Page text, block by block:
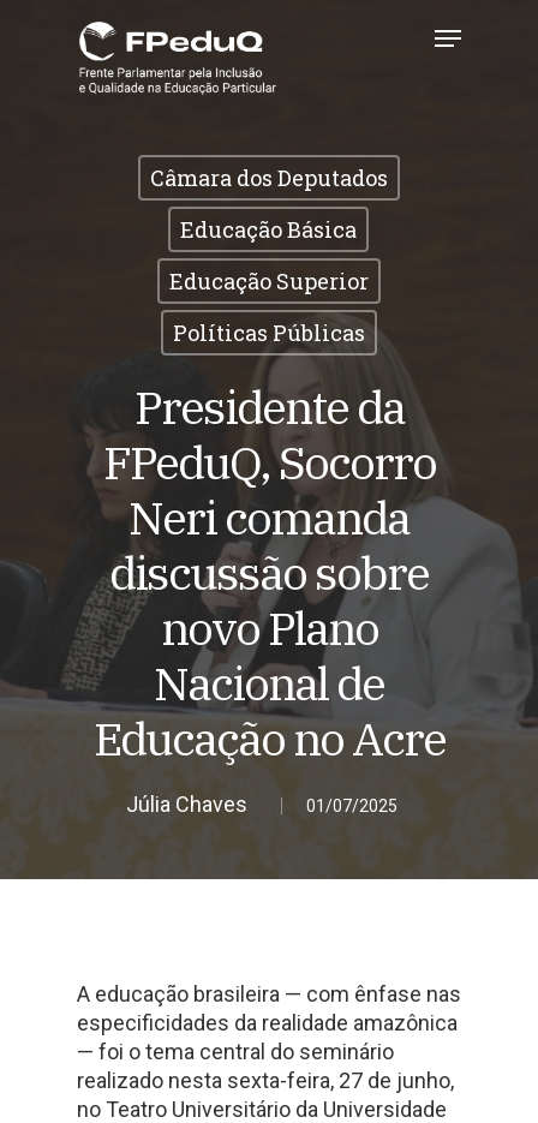
Menu
Câmara dos Deputados
Educação Básica
Educação Superior
Políticas Públicas
Presidente da
FPeduQ, Socorro
Neri comanda
discussão sobre
novo Plano
Nacional de
Educação no Acre
Júlia Chaves 01/07/2025
A educação brasileira — com ênfase nas
especificidades da realidade amazônica
— foi o tema central do seminário
realizado nesta sexta-feira, 27 de junho,
no Teatro Universitário da Universidade